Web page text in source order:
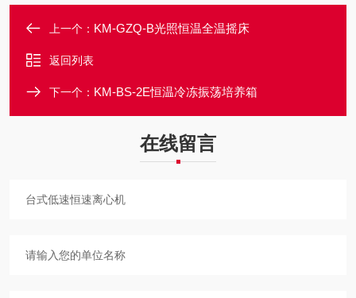
上一个： KM-GZQ-B光照恒温全温摇床
返回列表
下一个： KM-BS-2E恒温冷冻振荡培养箱
在线留言